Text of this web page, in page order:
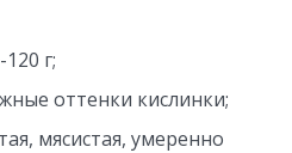
г;
оттенки кислинки;
мясистая, умеренно